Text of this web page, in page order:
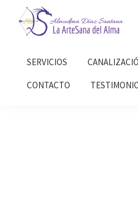
Saltar
navegación
Saltar
principal
Díaz
Santana
Artesana
del
SERVICIOS
CONTACTO